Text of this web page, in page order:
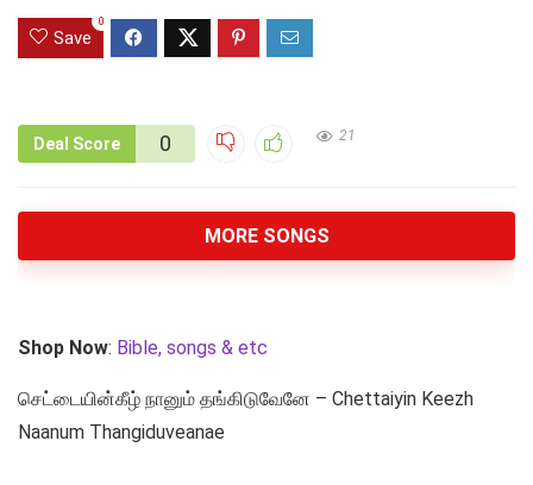
Save
0
Deal Score 0 21
MORE SONGS
Shop Now: Bible, songs & etc
செட்டையின்கீழ் நானும் தங்கிடுவேனே – Chettaiyin Keezh
Naanum Thangiduveanae